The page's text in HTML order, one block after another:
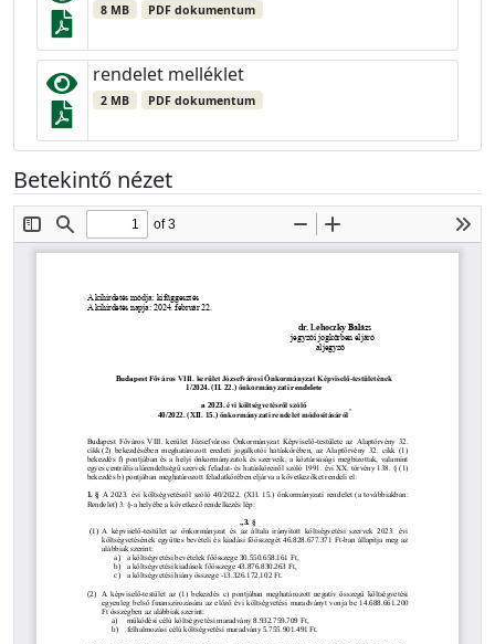
8 MB PDF dokumentum
rendelet melléklet
2 MB PDF dokumentum
Betekintő nézet